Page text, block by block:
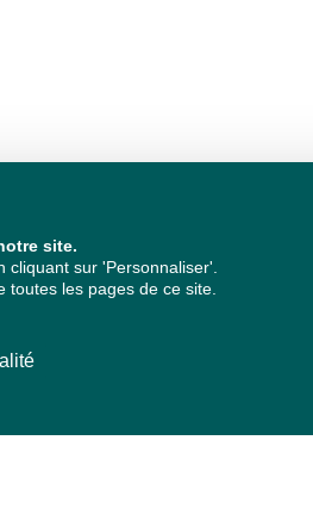
site.
sur 'Personnaliser'.
les pages de ce site.